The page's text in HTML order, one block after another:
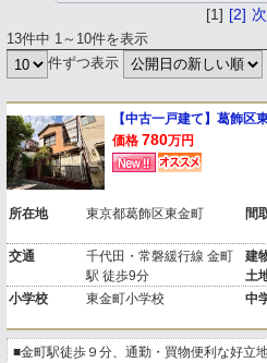
13件中 1～10件を表示
[1] [2]
件ずつ表示
【中古一戸建て】葛飾
価格 780万円
所在地 東京都葛飾区東金町 間
交通
千代田・常磐緩行線 金町
駅 徒歩9分
建
土
小学校 東金町小学校 中
■金町駅徒歩９分、通勤・買物便利な好立